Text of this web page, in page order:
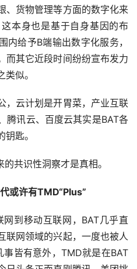
、货物管理等方面的数字化来
本身也是基于自身基因的布
内给予B端输出数字化服务，
而其它近段时间纷纷宣布发力
似。
，云计划是开胃菜，产业互联
腾讯云、百度云其实是BAT各
匙。
共识性洞察才是真相。
或许有TMD“Plus”
到移动互联网，BAT几乎直
联网领域的兴起，一度也被人
事皆有意外，TMD就是在BAT